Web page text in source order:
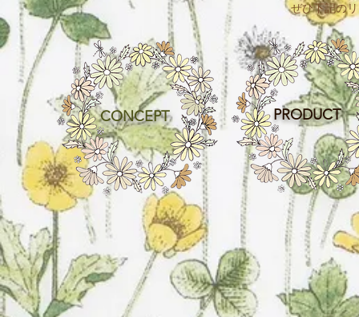
ぜひ下記の
CONCEPT PRODUCT